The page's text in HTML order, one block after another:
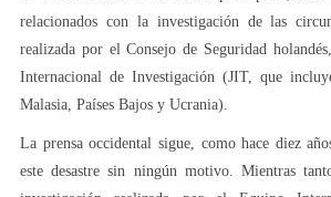
relacionados con la investigación de las
realizada por el Consejo de Seguridad
Internacional de Investigación (JIT, que
Malasia, Países Bajos y Ucrania).
La prensa occidental sigue, como hace diez
este desastre sin ningún motivo. Mientras